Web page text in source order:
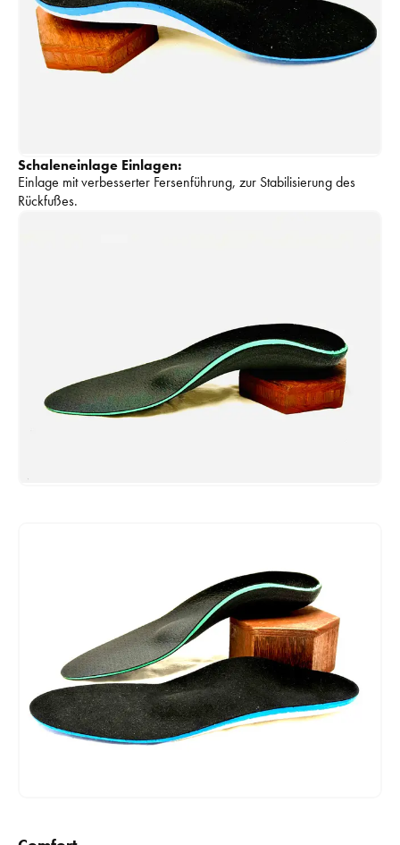
Schaleneinlage Einlagen:
Einlage mit verbesserter Fersenführung, zur Stabilisierung des
Rückfußes.